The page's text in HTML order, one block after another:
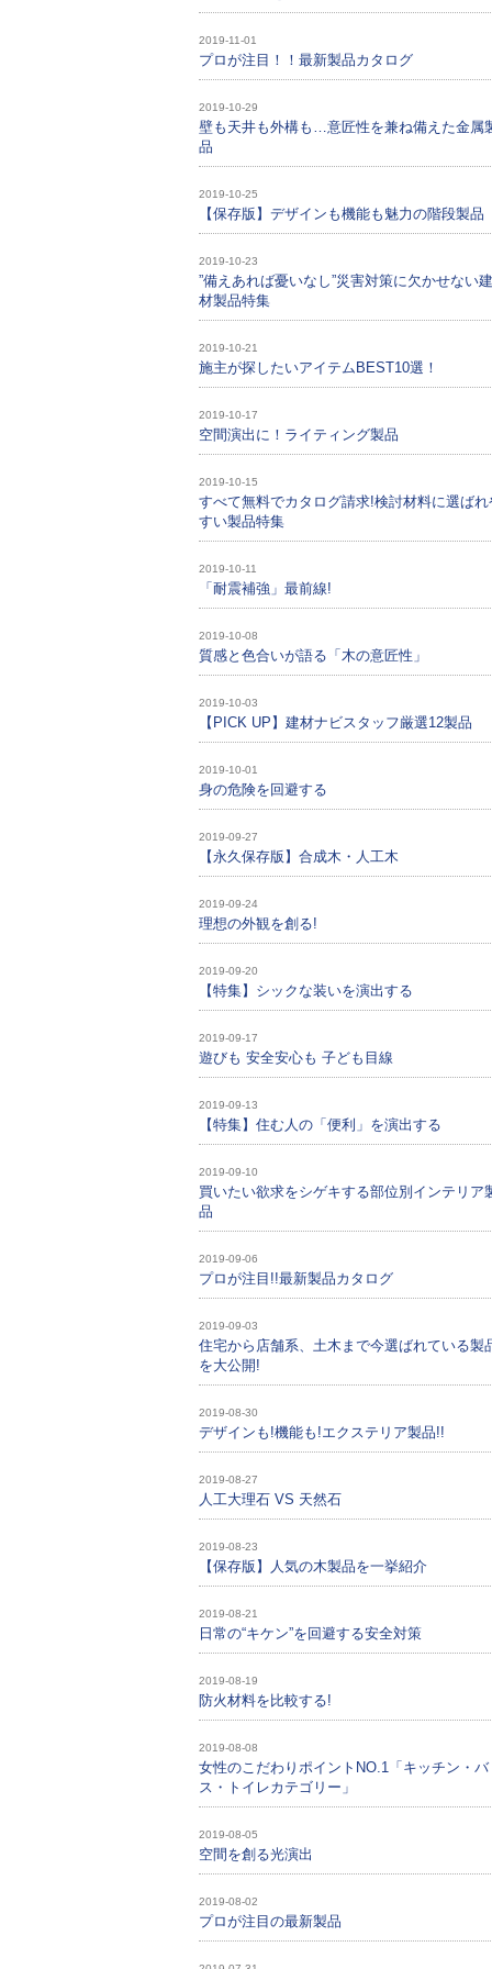
2019-11-01
プロが注目！！最新製品カタログ
2019-10-29
壁も天井も外構も…意匠性を兼ね備えた金属
品
2019-10-25
【保存版】デザインも機能も魅力の階段製品
2019-10-23
”備えあれば憂いなし”災害対策に欠かせない
材製品特集
2019-10-21
施主が探したいアイテムBEST10選！
2019-10-17
空間演出に！ライティング製品
2019-10-15
すべて無料でカタログ請求!検討材料に選ばれ
すい製品特集
2019-10-11
「耐震補強」最前線!
2019-10-08
質感と色合いが語る「木の意匠性」
2019-10-03
【PICK UP】建材ナビスタッフ厳選12製品
2019-10-01
身の危険を回避する
2019-09-27
【永久保存版】合成木・人工木
2019-09-24
理想の外観を創る!
2019-09-20
【特集】シックな装いを演出する
2019-09-17
遊びも 安全安心も 子ども目線
2019-09-13
【特集】住む人の「便利」を演出する
2019-09-10
買いたい欲求をシゲキする部位別インテリア
品
2019-09-06
プロが注目!!最新製品カタログ
2019-09-03
住宅から店舗系、土木まで今選ばれている製
を大公開!
2019-08-30
デザインも!機能も!エクステリア製品!!
2019-08-27
人工大理石 VS 天然石
2019-08-23
【保存版】人気の木製品を一挙紹介
2019-08-21
日常の“キケン”を回避する安全対策
2019-08-19
防火材料を比較する!
2019-08-08
女性のこだわりポイントNO.1「キッチン・バ
ス・トイレカテゴリー」
2019-08-05
空間を創る光演出
2019-08-02
プロが注目の最新製品